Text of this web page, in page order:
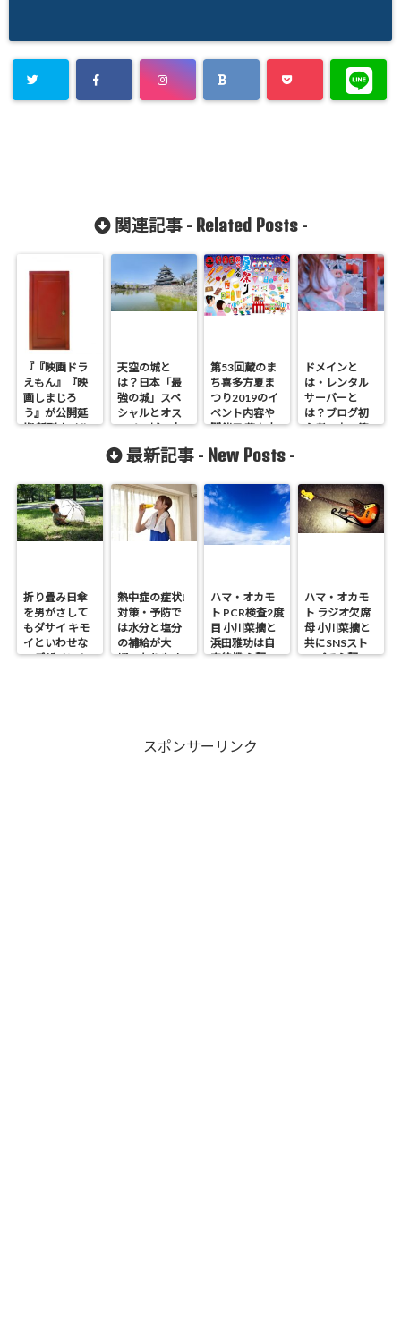
関連記事 - Related Posts-
『『映画ドラ
えもん』『映
画しまじろ
う』が公開延
期 新型ウイル
天空の城と
は？日本「最
強の城」スペ
シャルとオス
スメの城の本3
第53回蔵のま
ち喜多方夏ま
つり2019のイ
ベント内容や
開催日 花火大
ドメインと
は・レンタル
サーバーと
は？ブログ初
心者の方へ簡
最新記事 - New Posts -
折り畳み日傘
を男がさして
もダサイ キモ
イといわせな
いデザイン！
熱中症の症状!
対策・予防で
は水分と塩分
の補給が大
切・なりやす
ハマ・オカモ
ト PCR検査2度
目 小川菜摘と
浜田雅功は自
宅待機 心配の
ハマ・オカモ
ト ラジオ欠席
母 小川菜摘と
共にSNSスト
ップで心配の
スポンサーリンク